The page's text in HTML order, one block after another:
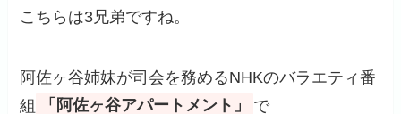
こちらは3兄弟ですね。
阿佐ヶ谷姉妹が司会を務めるNHKのバラエティ番
組
「阿佐ヶ谷アパートメント」 で